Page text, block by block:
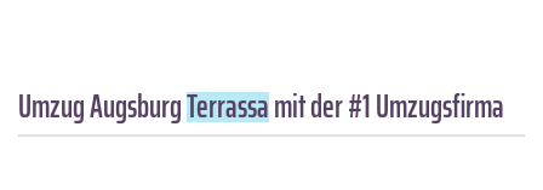
Umzug AugsburgTerrassamit der #1 Umzugsfirma